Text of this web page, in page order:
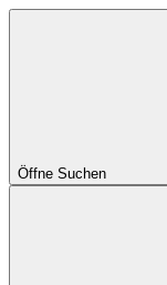
Öffne Suchen